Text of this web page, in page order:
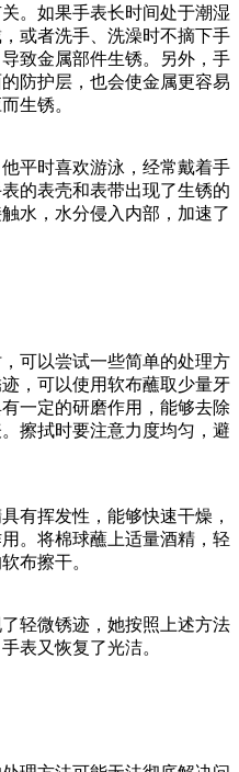
。如果手表长时间处于潮湿
或者洗手、洗澡时不摘下手
致金属部件生锈。另外，手
防护层，也会使金属更容易
生锈。
平时喜欢游泳，经常戴着手
的表壳和表带出现了生锈的
水，水分侵入内部，加速了
可以尝试一些简单的处理方
，可以使用软布蘸取少量牙
一定的研磨作用，能够去除
擦拭时要注意力度均匀，避
有挥发性，能够快速干燥，
。将棉球蘸上适量酒精，轻
布擦干。
轻微锈迹，她按照上述方法
表又恢复了光洁。